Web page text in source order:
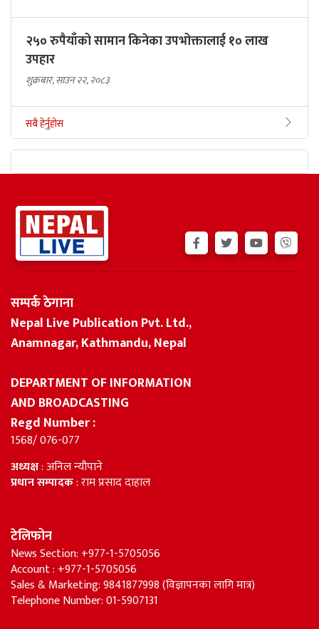
२५० रुपैयाँको सामान किनेका उपभोक्तालाई १० लाख
उपहार
शुक्रबार, साउन २२, २०८३
सबै हेर्नुहोस
सम्पर्क ठेगाना
Nepal Live Publication Pvt. Ltd.,
Anamnagar, Kathmandu, Nepal
DEPARTMENT OF INFORMATION
AND BROADCASTING
Regd Number :
1568/ 076-077
अध्यक्ष: अनिल न्यौपाने
प्रधान सम्पादक: राम प्रसाद दाहाल
टेलिफोन
News Section: +977-1-5705056
Account : +977-1-5705056
Sales & Marketing: 9841877998 (विज्ञापनका लागि मात्र)
Telephone Number: 01-5907131